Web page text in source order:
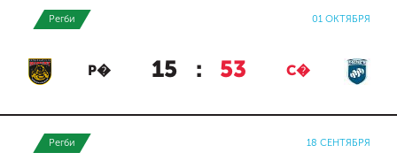
Регби 01 ОКТЯБРЯ
Р� 15 : 53 С�
Регби 18 СЕНТЯБРЯ